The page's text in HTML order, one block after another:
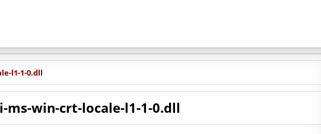
l1-1-0.dll
ms-win-crt-locale-l1-1-0.dll